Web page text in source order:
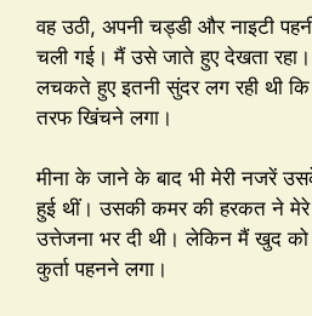
वह उठी, अपनी चड्डी और नाइटी
चली गई। मैं उसे जाते हुए देखता
लचकते हुए इतनी सुंदर लग रही थी
तरफ खिंचने लगा।
मीना के जाने के बाद भी मेरी नजरें
हुई थीं। उसकी कमर की हरकत ने मेरे
उत्तेजना भर दी थी। लेकिन मैं खुद
कुर्ता पहनने लगा।